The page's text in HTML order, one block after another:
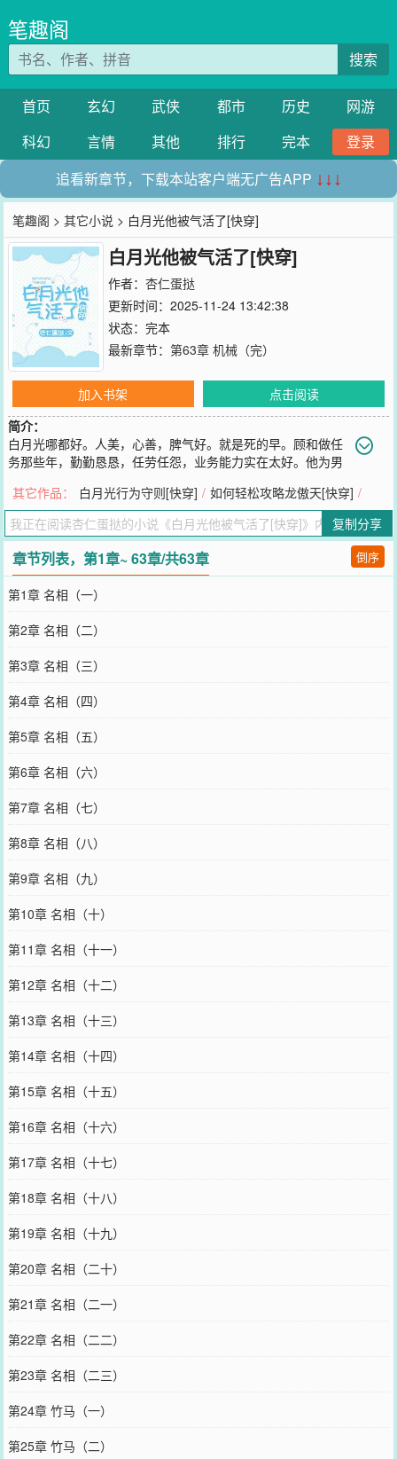
笔趣阁
搜索
首页 玄幻 武侠 都市 历史
网游
科幻
言情 其他 排行 完本
登录
追看新章节，下载本站客户端无广告APP ↓↓↓
笔趣阁 >其它小说 > 白月光他被气活了[快穿]
白月光他被气活了[快穿]
作者： 杏仁蛋挞
更新时间：2025-11-24 13:42:38
状态：完本
最新章节： 第63章 机械（完）
加入书架
点击阅读
简介：
白月光哪都好。人美，心善，脾气好。就是死的早。顾和做任
务那些年，勤勤恳恳，任劳任怨，业务能力实在太好。他为男
应该百世传芳，开辟盛世的帝王，变成昏庸无道，争战不休的虎狼。
本应该安稳平顺，前途一片坦荡的学霸少年，变成心狠手辣，阴鹜偏
执的反派。连亲手养起来，本以为能顺遂一生的乖崽崽，都在狂暴的
路上越走越远，抽都抽不回来。功成
您要是觉得《 白月光他被气活了[快穿]
》还不错的话请不要忘记向您
QQ群和微博微信里的朋友推荐哦！
其它作品： 白月光行为守则[快穿] / 如何轻松攻略龙傲天[快穿] /
复制分享
章节列表，第1章~ 63章/共63章 倒序
第1章 名相（一）
第2章 名相（二）
第3章 名相（三）
第4章 名相（四）
第5章 名相（五）
第6章 名相（六）
第7章 名相（七）
第8章 名相（八）
第9章 名相（九）
第10章 名相（十）
第11章 名相（十一）
第12章 名相（十二）
第13章 名相（十三）
第14章 名相（十四）
第15章 名相（十五）
第16章 名相（十六）
第17章 名相（十七）
第18章 名相（十八）
第19章 名相（十九）
第20章 名相（二十）
第21章 名相（二一）
第22章 名相（二二）
第23章 名相（二三）
第24章 竹马（一）
第25章 竹马（二）